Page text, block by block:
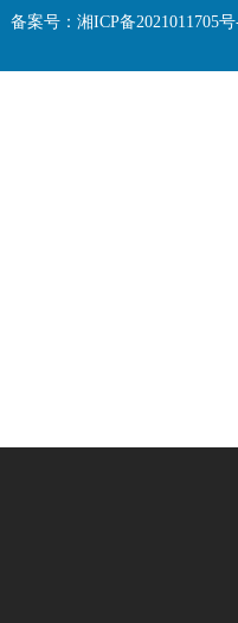
备案号：湘ICP备